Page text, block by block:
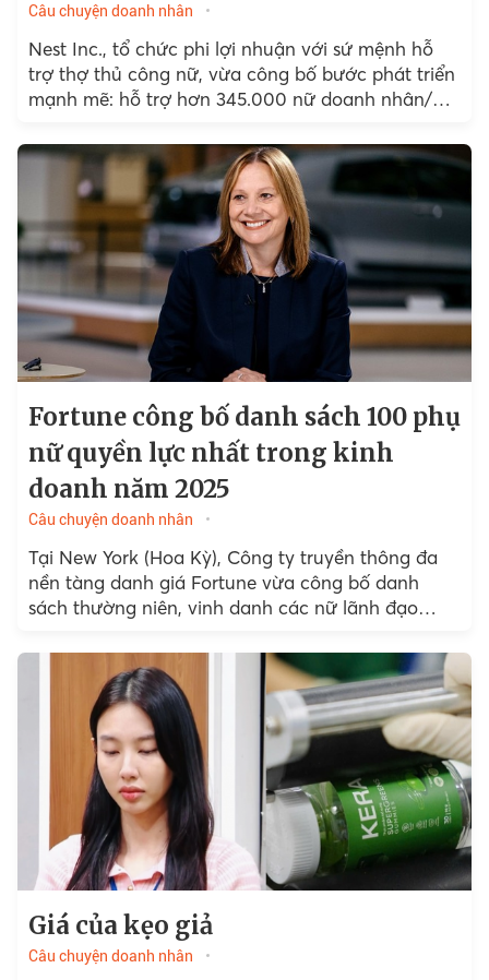
Câu chuyện doanh nhân
Nest Inc., tổ chức phi lợi nhuận với sứ mệnh hỗ
trợ thợ thủ công nữ, vừa công bố bước phát triển
mạnh mẽ: hỗ trợ hơn 345.000 nữ doanh nhân/
Fortune công bố danh sách 100 phụ
nữ quyền lực nhất trong kinh
doanh năm 2025
Câu chuyện doanh nhân
Tại New York (Hoa Kỳ), Công ty truyền thông đa
nền tàng danh giá Fortune vừa công bố danh
sách thường niên, vinh danh các nữ lãnh đạo
Giá của kẹo giả
Câu chuyện doanh nhân